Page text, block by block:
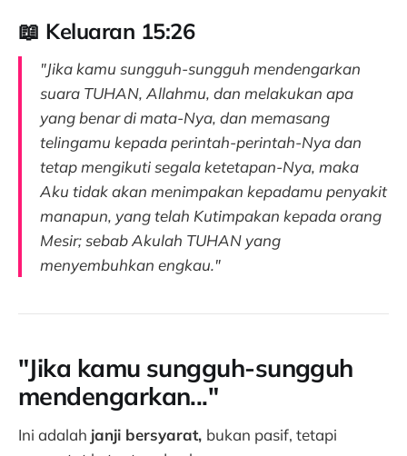
📖 Keluaran 15:26
"Jika kamu sungguh-sungguh mendengarkan
suara TUHAN, Allahmu, dan melakukan apa
yang benar di mata-Nya, dan memasang
telingamu kepada perintah-perintah-Nya dan
tetap mengikuti segala ketetapan-Nya, maka
Aku tidak akan menimpakan kepadamu penyakit
manapun, yang telah Kutimpakan kepada orang
Mesir; sebab Akulah TUHAN yang
menyembuhkan engkau."
"Jika kamu sungguh-sungguh
mendengarkan..."
Ini adalah janji bersyarat, bukan pasif, tetapi